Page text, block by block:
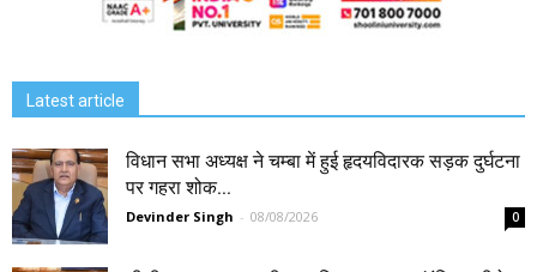
Latest article
विधान सभा अध्यक्ष ने चम्बा में हुई हृदयविदारक सड़क दुर्घटना
पर गहरा शोक...
Devinder Singh - 08/08/2026 0